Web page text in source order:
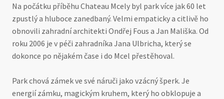
Na počátku příběhu Chateau Mcely byl park více jak 60 let
zpustlý a hluboce zanedbaný. Velmi empaticky a citlivě ho
obnovili zahradní architekti Ondřej Fous a Jan Mališka. Od
roku 2006 je v péči zahradníka Jana Ulbricha, který se
dokonce po nějakém čase i do Mcel přestěhoval.
Park chová zámek ve své náruči jako vzácný šperk. Je
energií zámku, magickým kruhem, který ho obklopuje a